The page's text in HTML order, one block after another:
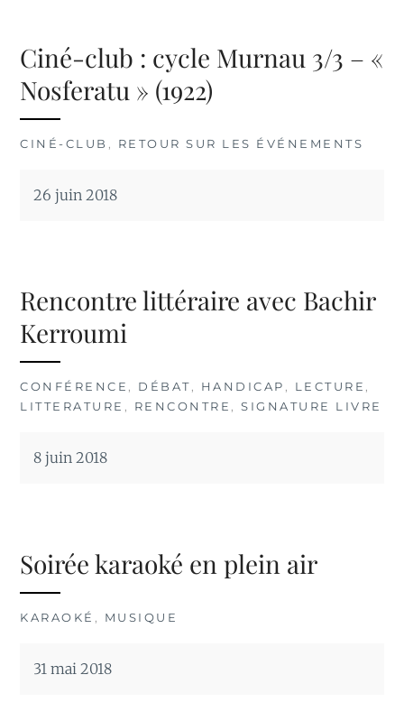
Ciné-club : cycle Murnau 3/3 – «
Nosferatu » (1922)
CINÉ-CLUB , RETOUR SUR LES ÉVÉNEMENTS
26 juin 2018
Rencontre littéraire avec Bachir
Kerroumi
CONFÉRENCE , DÉBAT, HANDICAP , LECTURE ,
LITTERATURE , RENCONTRE ,SIGNATURE LIVRE
8 juin 2018
Soirée karaoké en plein air
KARAOKÉ , MUSIQUE
31 mai 2018